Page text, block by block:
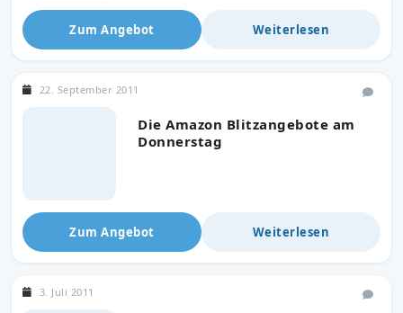
Zum Angebot Weiterlesen
Die Amazon Blitzangebote am
Donnerstag
22. September 2011
Zum Angebot Weiterlesen
3. Juli 2011